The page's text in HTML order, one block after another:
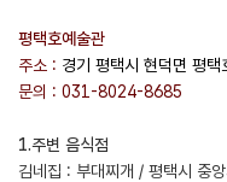
평택호예술관
주소 : 경기 평택시 현덕면 평
문의 : 031-8024-8685
1.주변 음식점
김네집 : 부대찌개 / 평택시